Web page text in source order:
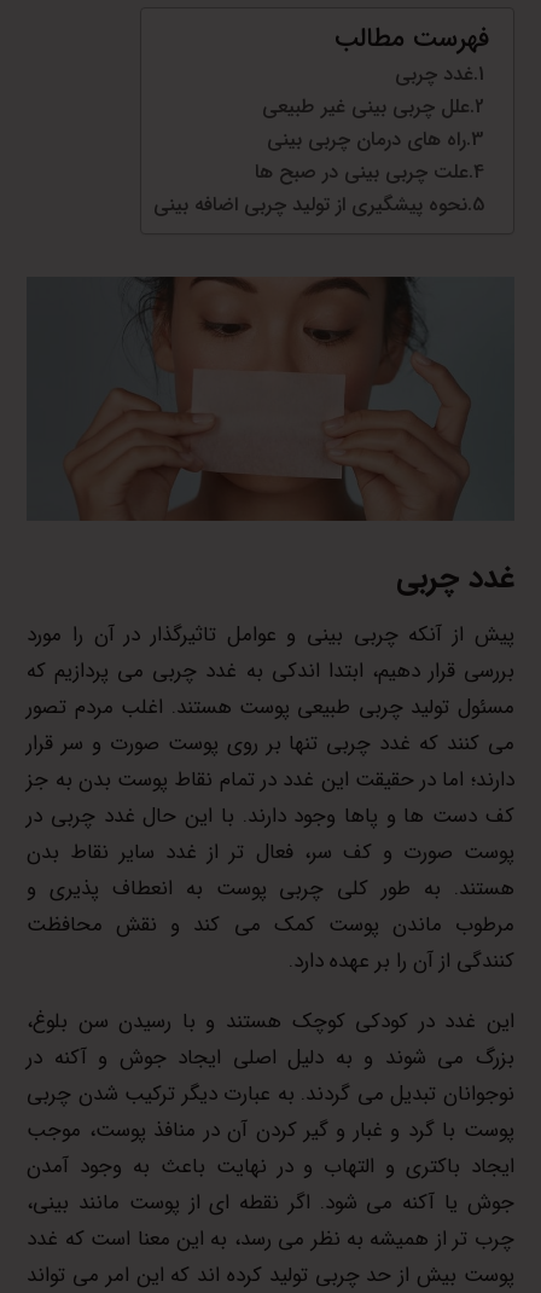
فهرست مطالب
غدد چربی
علل چربی بینی غیر طبیعی
راه های درمان چربی بینی
علت چربی بینی در صبح ها
نحوه پیشگیری از تولید چربی اضافه بینی
غدد چربی
پیش از آنکه چربی بینی و عوامل تاثیرگذار در آن را مورد
بررسی قرار دهیم، ابتدا اندکی به غدد چربی می پردازیم که
مسئول تولید چربی طبیعی پوست هستند. اغلب مردم تصور
می کنند که غدد چربی تنها بر روی پوست صورت و سر قرار
دارند؛ اما در حقیقت این غدد در تمام نقاط پوست بدن به جز
کف دست ها و پاها وجود دارند. با این حال غدد چربی در
پوست صورت و کف سر، فعال تر از غدد سایر نقاط بدن
هستند. به طور کلی چربی پوست به انعطاف پذیری و
مرطوب ماندن پوست کمک می کند و نقش محافظت
کنندگی از آن را بر عهده دارد.
این غدد در کودکی کوچک هستند و با رسیدن سن بلوغ،
بزرگ می شوند و به دلیل اصلی ایجاد جوش و آکنه در
نوجوانان تبدیل می گردند. به عبارت دیگر ترکیب شدن چربی
پوست با گرد و غبار و گیر کردن آن در منافذ پوست، موجب
ایجاد باکتری و التهاب و در نهایت باعث به وجود آمدن
جوش یا آکنه می شود. اگر نقطه ای از پوست مانند بینی،
چرب تر از همیشه به نظر می رسد، به این معنا است که غدد
پوست بیش از حد چربی تولید کرده اند که این امر می تواند